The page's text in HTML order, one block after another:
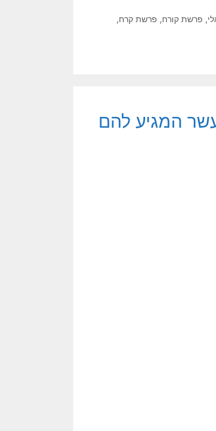
, פרשת קורח, פרשת קרח,
המגיע להם